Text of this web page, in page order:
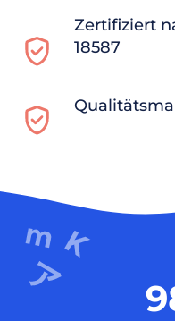
Zertifiziert
18587